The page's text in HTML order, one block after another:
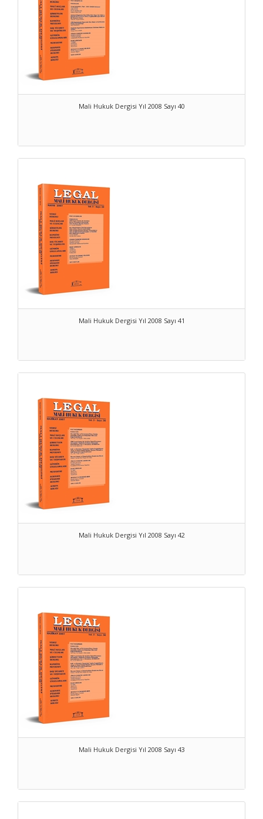
Mali Hukuk Dergisi Yıl 2008 Sayı 40
Mali Hukuk Dergisi Yıl 2008 Sayı 41
Mali Hukuk Dergisi Yıl 2008 Sayı 42
Mali Hukuk Dergisi Yıl 2008 Sayı 43